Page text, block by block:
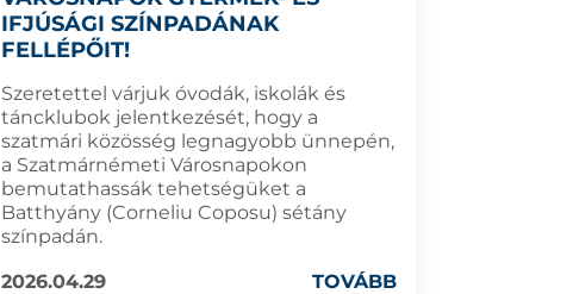
IFJÚSÁGI SZÍNPADÁNAK
FELLÉPŐIT!
Szeretettel várjuk óvodák, iskolák és
táncklubok jelentkezését, hogy a
szatmári közösség legnagyobb ünnepén,
a Szatmárnémeti Városnapokon
bemutathassák tehetségüket a
Batthyány (Corneliu Coposu) sétány
színpadán.
2026.04.29
TOVÁBB